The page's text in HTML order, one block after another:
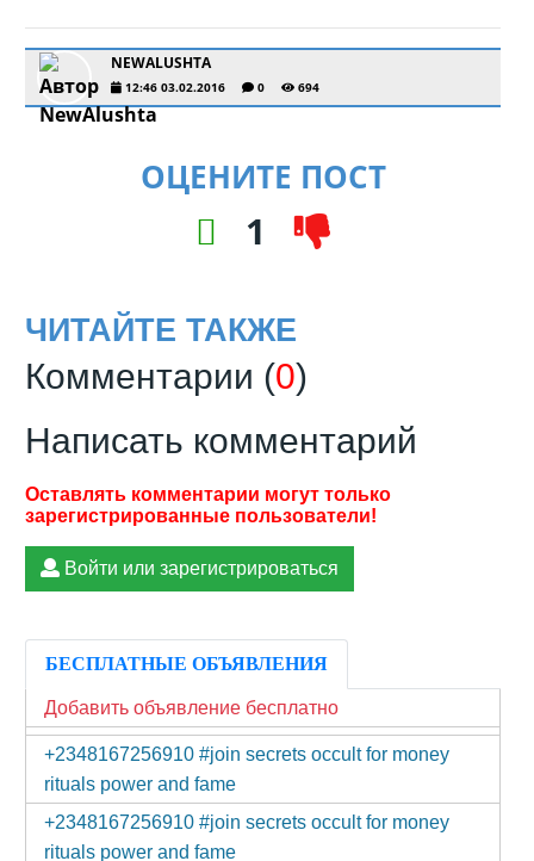
NEWALUSHTA
12:46 03.02.2016 0 694
ОЦЕНИТЕ ПОСТ
1
ЧИТАЙТЕ ТАКЖЕ
Комментарии (0)
Написать комментарий
Войти или зарегистрироваться
БЕСПЛАТНЫЕ ОБЪЯВЛЕНИЯ
Добавить объявление бесплатно
+2348167256910 #join secrets occult for money
rituals power and fame
+2348167256910 #join secrets occult for money
rituals power and fame